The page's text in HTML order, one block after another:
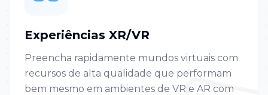
Experiências XR/VR
Preencha rapidamente mundos virtuais com
recursos de alta qualidade que performam
bem mesmo em ambientes de VR e AR com